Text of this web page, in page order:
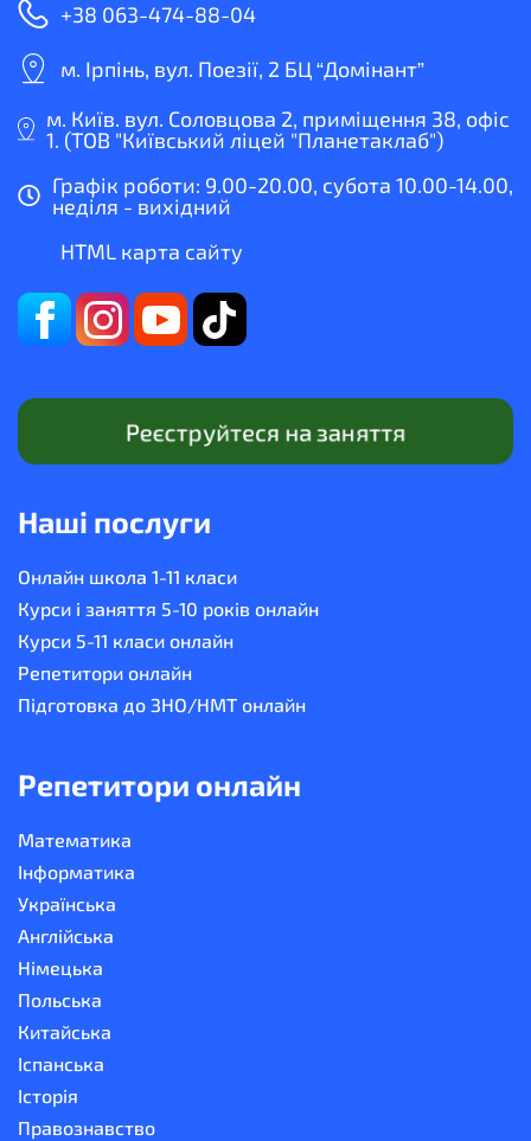
+38 063-474-88-04
м. Ірпінь, вул. Поезії, 2 БЦ “Домінант”
м. Київ. вул. Соловцова 2, приміщення 38, офіс
1. (ТОВ "Київський ліцей "Планетаклаб")
Графік роботи: 9.00-20.00, субота 10.00-14.00,
неділя - вихідний
HTML карта сайту
Реєструйтеся на заняття
Наші послуги
Онлайн школа 1-11 класи
Курси і заняття 5-10 років онлайн
Курси 5-11 класи онлайн
Репетитори онлайн
Підготовка до ЗНО/НМТ онлайн
Репетитори онлайн
Математика
Інформатика
Українська
Англійська
Німецька
Польська
Китайська
Іспанська
Історія
Правознавство